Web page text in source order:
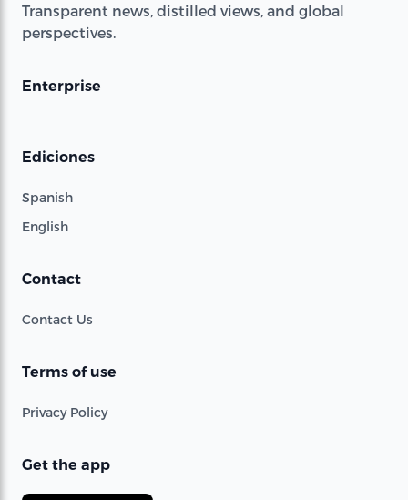
Transparent news, distilled views, and global
perspectives.
Enterprise
Ediciones
Spanish
English
Contact
Contact Us
Terms of use
Privacy Policy
Get the app